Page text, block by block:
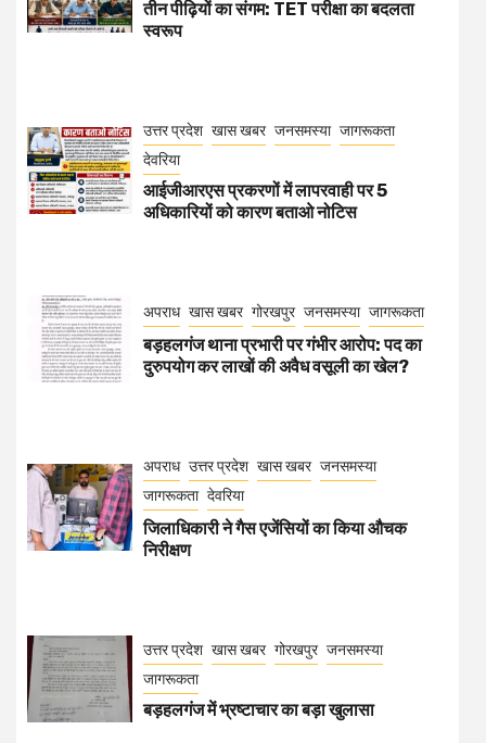
तीन पीढ़ियों का संगम: TET परीक्षा का बदलता
स्वरूप
उत्तर प्रदेश खास खबर जनसमस्या जागरूकता
देवरिया
आईजीआरएस प्रकरणों में लापरवाही पर 5
अधिकारियों को कारण बताओ नोटिस
अपराध खास खबर गोरखपुर जनसमस्या जागरूकता
बड़हलगंज थाना प्रभारी पर गंभीर आरोप: पद का
दुरुपयोग कर लाखों की अवैध वसूली का खेल?
अपराध उत्तर प्रदेश खास खबर जनसमस्या
जागरूकता देवरिया
जिलाधिकारी ने गैस एजेंसियों का किया औचक
निरीक्षण
उत्तर प्रदेश खास खबर गोरखपुर जनसमस्या
जागरूकता
बड़हलगंज में भ्रष्टाचार का बड़ा खुलासा